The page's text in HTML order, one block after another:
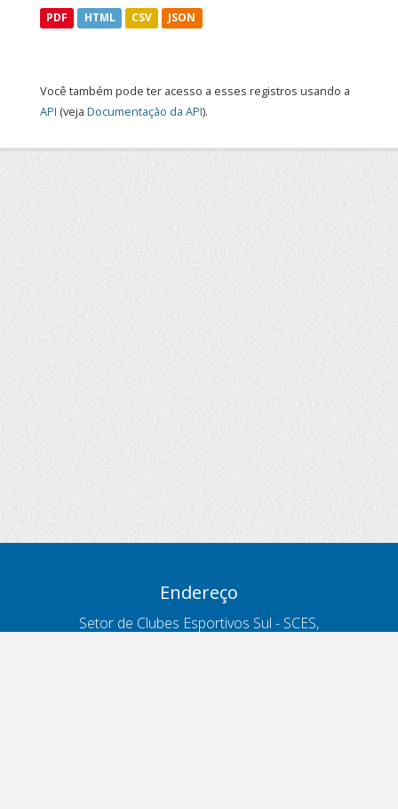
PDF HTML CSV JSON
Você também pode ter acesso a esses registros usando a
API (veja Documentação da API).
Endereço
Setor de Clubes Esportivos Sul - SCES,